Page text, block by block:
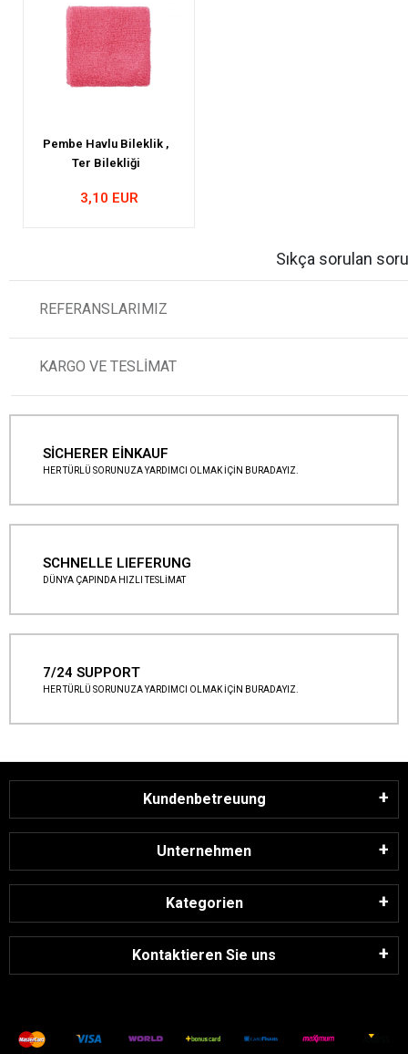
Pembe Havlu Bileklik ,
Ter Bilekliği
3,10 EUR
Sıkça sorulan
REFERANSLARIMIZ
KARGO VE TESLİMAT
SİCHERER EİNKAUF
HER TÜRLÜ SORUNUZA YARDIMCI OLMAK İÇİN BURADAYIZ.
SCHNELLE LIEFERUNG
DÜNYA ÇAPINDA HIZLI TESLİMAT
7/24 SUPPORT
HER TÜRLÜ SORUNUZA YARDIMCI OLMAK İÇİN BURADAYIZ.
Kundenbetreuung
Unternehmen
Kategorien
Kontaktieren Sie uns